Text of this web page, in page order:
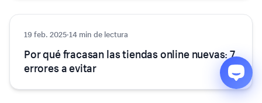
Consejos y trucos
19 feb. 2025·14 min de lectura
Por qué fracasan las tiendas online nuevas: 7
errores a evitar